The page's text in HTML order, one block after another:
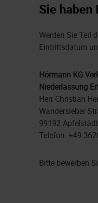
Sie haben
Werden Sie Teil
Eintrittsdatum
Hörmann KG
Niederlassung
Herr Christian
Wandersleber
99192 Apfelstädt
Telefon: +49
Bitte bewerben